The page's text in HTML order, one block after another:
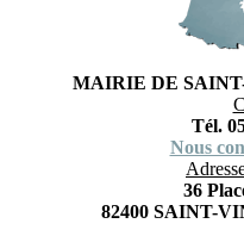
MAIRIE DE
Tél.
Nous
36
82400 SAINT-